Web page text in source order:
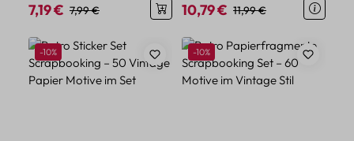
Verkaufspreis:
7,19 € Regulärer Preis:
7,99 €
Verkaufspreis:
10,79 € Regulärer Preis:
11,99 €
Rabatt
-10% Rabatt
-10%